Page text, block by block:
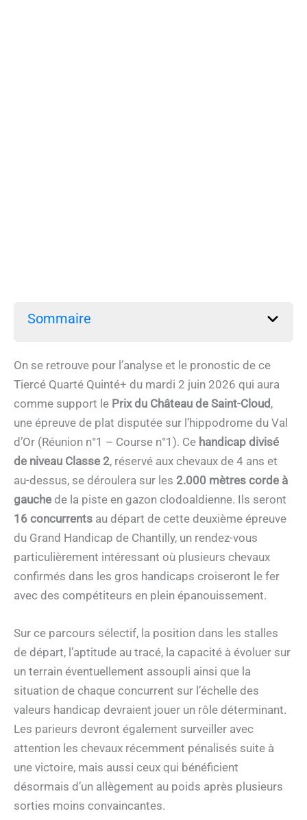
Sommaire
On se retrouve pour l’analyse et le pronostic de ce
Tiercé Quarté Quinté+ du mardi 2 juin 2026 qui aura
comme support le Prix du Château de Saint-Cloud,
une épreuve de plat disputée sur l’hippodrome du Val
d’Or (Réunion n°1 – Course n°1). Ce handicap divisé
de niveau Classe 2, réservé aux chevaux de 4 ans et
au-dessus, se déroulera sur les 2.000 mètres corde à
gauche de la piste en gazon clodoaldienne. Ils seront
16 concurrents au départ de cette deuxième épreuve
du Grand Handicap de Chantilly, un rendez-vous
particulièrement intéressant où plusieurs chevaux
confirmés dans les gros handicaps croiseront le fer
avec des compétiteurs en plein épanouissement.
Sur ce parcours sélectif, la position dans les stalles
de départ, l’aptitude au tracé, la capacité à évoluer sur
un terrain éventuellement assoupli ainsi que la
situation de chaque concurrent sur l’échelle des
valeurs handicap devraient jouer un rôle déterminant.
Les parieurs devront également surveiller avec
attention les chevaux récemment pénalisés suite à
une victoire, mais aussi ceux qui bénéficient
désormais d’un allègement au poids après plusieurs
sorties moins convaincantes.